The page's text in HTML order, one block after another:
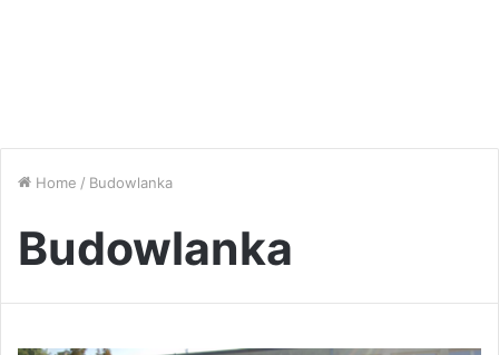
Home / Budowlanka
Budowlanka